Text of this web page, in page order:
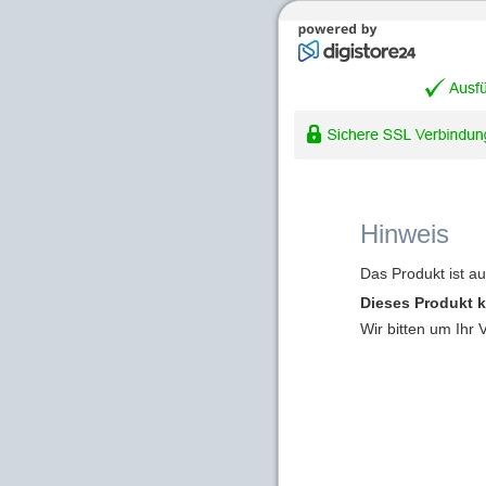
Hinweis
Das Produkt ist
Dieses Produkt
Wir bitten um Ihr